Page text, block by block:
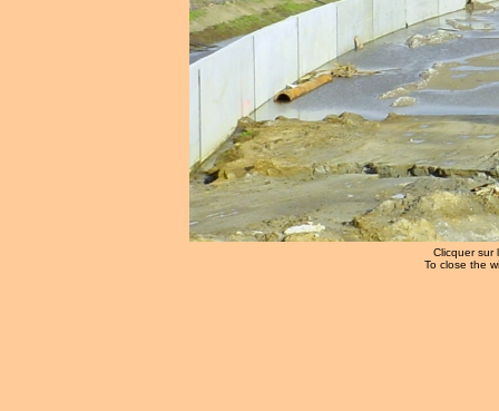
Clicquer sur
To close the